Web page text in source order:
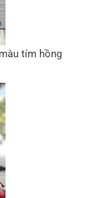
tím hồng